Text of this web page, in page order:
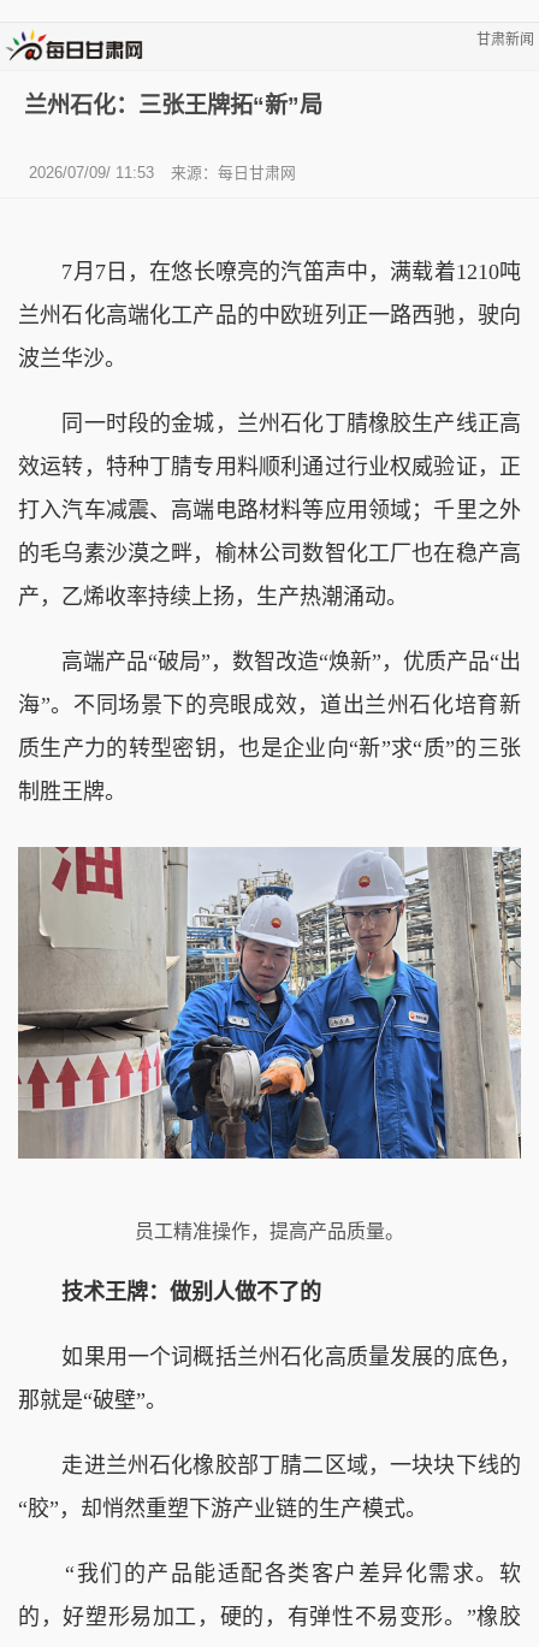
甘肃新闻
兰州石化：三张王牌拓“新”局
2026/07/09/ 11:53 来源： 每日甘肃网
7月7日，在悠长嘹亮的汽笛声中，满载着1210吨
兰州石化高端化工产品的中欧班列正一路西驰，驶向
波兰华沙。
同一时段的金城，兰州石化丁腈橡胶生产线正高
效运转，特种丁腈专用料顺利通过行业权威验证，正
打入汽车减震、高端电路材料等应用领域；千里之外
的毛乌素沙漠之畔，榆林公司数智化工厂也在稳产高
产，乙烯收率持续上扬，生产热潮涌动。
高端产品“破局”，数智改造“焕新”，优质产品“出
海”。不同场景下的亮眼成效，道出兰州石化培育新
质生产力的转型密钥，也是企业向“新”求“质”的三张
制胜王牌。
员工精准操作，提高产品质量。
技术王牌：做别人做不了的
如果用一个词概括兰州石化高质量发展的底色，
那就是“破壁”。
走进兰州石化橡胶部丁腈二区域，一块块下线的
“胶”，却悄然重塑下游产业链的生产模式。
“我们的产品能适配各类客户差异化需求。软
的，好塑形易加工，硬的，有弹性不易变形。”橡胶